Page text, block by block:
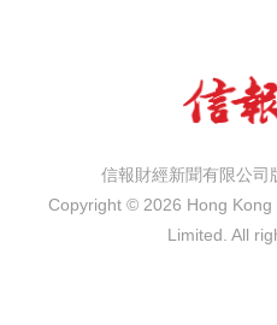
信報財經新聞有限公司
Copyright © 2026 Hong
Limited. All